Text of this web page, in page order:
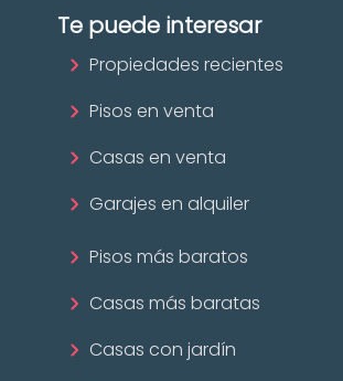
Te puede interesar
Propiedades recientes
Pisos en venta
Casas en venta
Garajes en alquiler
Pisos más baratos
Casas más baratas
Casas con jardín